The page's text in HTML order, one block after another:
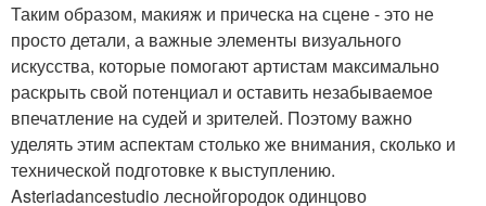
Таким образом, макияж и прическа на сцене - это не
просто детали, а важные элементы визуального
искусства, которые помогают артистам максимально
раскрыть свой потенциал и оставить незабываемое
впечатление на судей и зрителей. Поэтому важно
уделять этим аспектам столько же внимания, сколько и
технической подготовке к выступлению.
Asteriadancestudio леснойгородок одинцово